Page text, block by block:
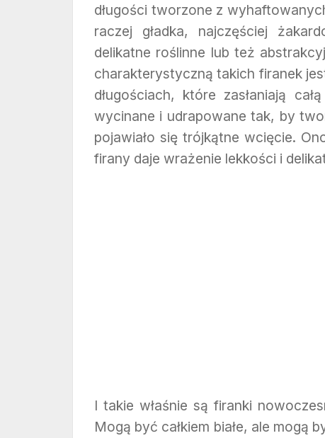
długości tworzone z
raczej gładka, najczęściej
delikatne roślinne lub też
charakterystyczną takich firanek
długościach, które zasłaniają
wycinane i udrapowane tak, by
pojawiało się trójkątne wcięcie.
firany daje wrażenie lekkości i
I takie właśnie są firanki
Mogą być całkiem białe, ale mogą